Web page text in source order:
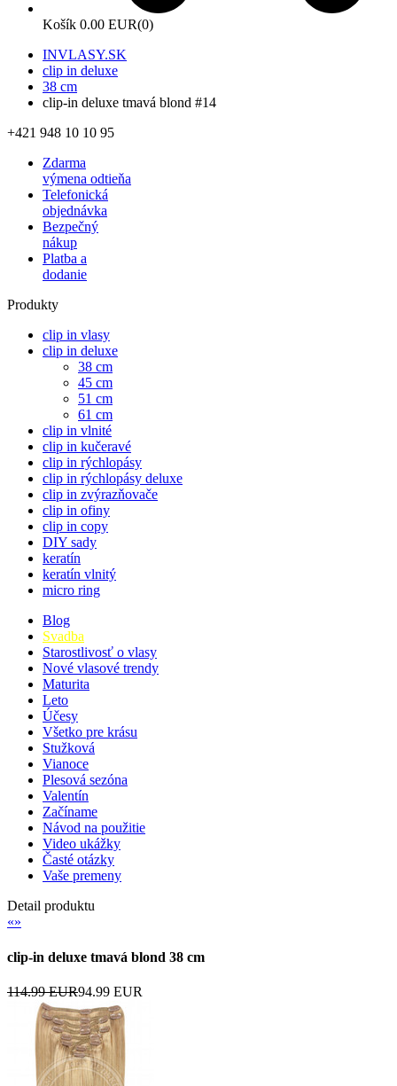
Košík 0.00 EUR(0)
INVLASY.SK
clip in deluxe
38 cm
clip-in deluxe tmavá blond #14
+421 948 10 10 95
Zdarma
výmena odtieňa
Telefonická
objednávka
Bezpečný
nákup
Platba a
dodanie
Produkty
clip in vlasy
clip in deluxe
38 cm
45 cm
51 cm
61 cm
clip in vlnité
clip in kučeravé
clip in rýchlopásy
clip in rýchlopásy deluxe
clip in zvýrazňovače
clip in ofiny
clip in copy
DIY sady
keratín
keratín vlnitý
micro ring
Blog
Svadba
Starostlivosť o vlasy
Nové vlasové trendy
Maturita
Leto
Účesy
Všetko pre krásu
Stužková
Vianoce
Plesová sezóna
Valentín
Začíname
Návod na použitie
Video ukážky
Časté otázky
Vaše premeny
Detail produktu
«»
clip-in deluxe tmavá blond 38 cm
114.99 EUR94.99 EUR